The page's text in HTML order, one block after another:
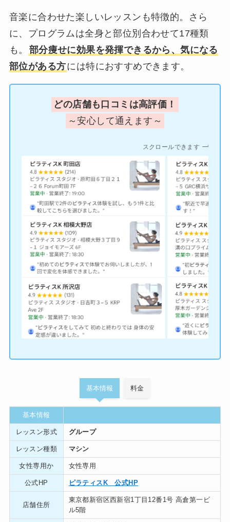
音楽に合わせた楽しいレッスンも特徴的。さら
に、プログラムは全身と部位別合わせて17種類
も。
部分痩せに効果を発揮できるから、気になる
部位がある方には特におすすめできます。
どの店舗も口コミは高評価！
～安心して通えます～
スクロールできます
基本情報 料金
基本情報
レッスン形式 グループ
レッスン種類 マシン
女性専用か 女性専用
公式HP ピラティスK 公式HP
店舗住所
東京都新宿区西新宿1丁目12番1号 高倉第一ビ
ル5階